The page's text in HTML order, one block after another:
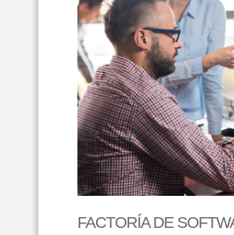
FACTORÍA DE